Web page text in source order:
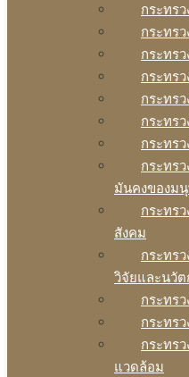
กระทร
กระทร
กระทร
กระทร
กระทร
กระทร
กระทร
กระทร
มันคงของม
กระทร
สังคม
กระทร
วิจัยและนวัต
กระทร
กระทร
กระทร
แวดล้อม